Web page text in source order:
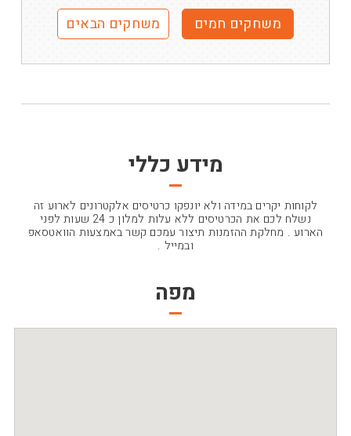
משחקים חמים משחקים הבאים
מידע כללי
לקוחות יקרים במידה ולא יונפקו כרטיסים אלקטרונים לארוע זה
נשלח לכם את הכרטיסים ללא עלות למלון כ 24 שעות לפני
הארוע . מחלקת ההזמנות תיצור עמכם קשר באמצעות הוואטסאפ
ובמייל .
מפה